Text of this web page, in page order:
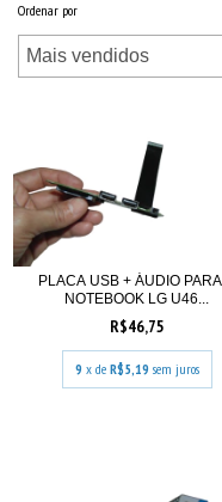
Ordenar por
PLACA USB + ÁUDIO
NOTEBOOK LG U46...
R$46,75
9 x de R$5,19 sem juros